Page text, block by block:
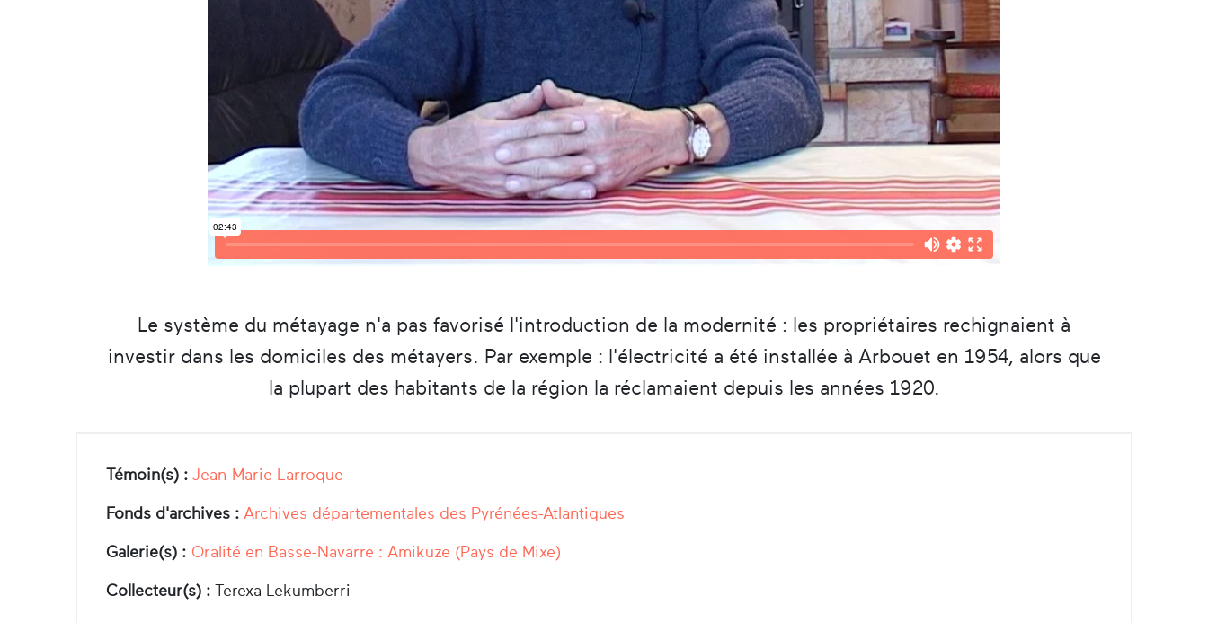
Le système du métayage n'a pas favorisé l'introduction de la modernité : les propriétaires rechignaient à
investir dans les domiciles des métayers. Par exemple : l'électricité a été installée à Arbouet en 1954, alors que
la plupart des habitants de la région la réclamaient depuis les années 1920.
Témoin(s) : Jean-Marie Larroque
Fonds d'archives : Archives départementales des Pyrénées-Atlantiques
Galerie(s) : Oralité en Basse-Navarre : Amikuze (Pays de Mixe)
Collecteur(s) : Terexa Lekumberri